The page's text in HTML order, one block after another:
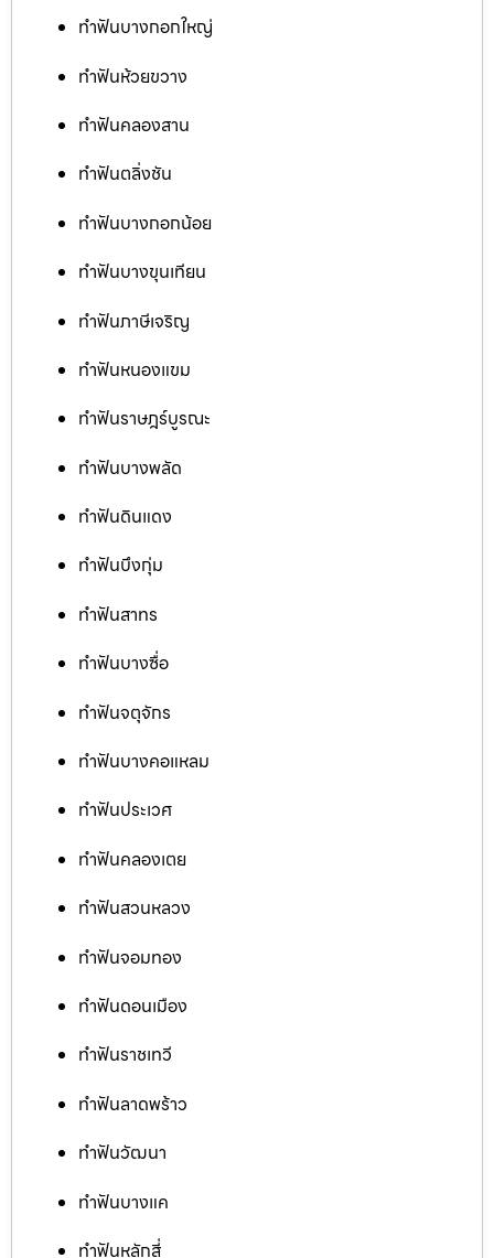
ทำฟันบางกอกใหญ่
ทำฟันห้วยขวาง
ทำฟันคลองสาน
ทำฟันตลิ่งชัน
ทำฟันบางกอกน้อย
ทำฟันบางขุนเทียน
ทำฟันภาษีเจริญ
ทำฟันหนองแขม
ทำฟันราษฎร์บูรณะ
ทำฟันบางพลัด
ทำฟันดินแดง
ทำฟันบึงกุ่ม
ทำฟันสาทร
ทำฟันบางซื่อ
ทำฟันจตุจักร
ทำฟันบางคอแหลม
ทำฟันประเวศ
ทำฟันคลองเตย
ทำฟันสวนหลวง
ทำฟันจอมทอง
ทำฟันดอนเมือง
ทำฟันราชเทวี
ทำฟันลาดพร้าว
ทำฟันวัฒนา
ทำฟันบางแค
ทำฟันหลักสี่